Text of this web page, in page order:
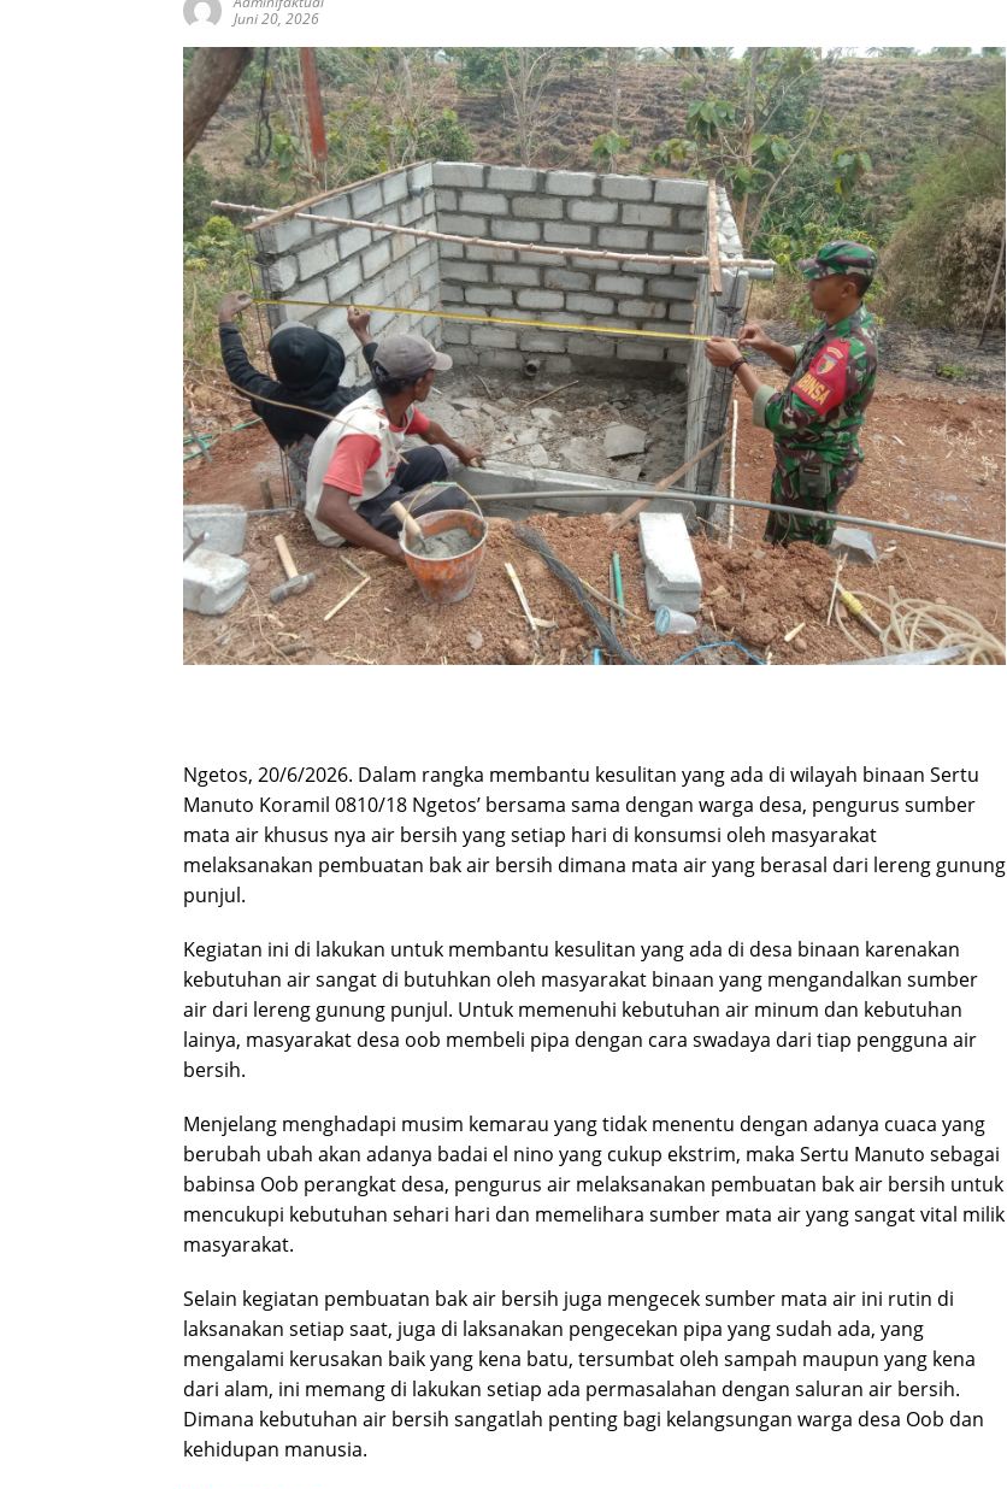
Juni 20, 2026
Ngetos, 20/6/2026. Dalam rangka membantu kesulitan yang ada di wilayah binaan Sertu
Manuto Koramil 0810/18 Ngetos’ bersama sama dengan warga desa, pengurus sumber
mata air khusus nya air bersih yang setiap hari di konsumsi oleh masyarakat
melaksanakan pembuatan bak air bersih dimana mata air yang berasal dari lereng gunung
punjul.
Kegiatan ini di lakukan untuk membantu kesulitan yang ada di desa binaan karenakan
kebutuhan air sangat di butuhkan oleh masyarakat binaan yang mengandalkan sumber
air dari lereng gunung punjul. Untuk memenuhi kebutuhan air minum dan kebutuhan
lainya, masyarakat desa oob membeli pipa dengan cara swadaya dari tiap pengguna air
bersih.
Menjelang menghadapi musim kemarau yang tidak menentu dengan adanya cuaca yang
berubah ubah akan adanya badai el nino yang cukup ekstrim, maka Sertu Manuto sebagai
babinsa Oob perangkat desa, pengurus air melaksanakan pembuatan bak air bersih untuk
mencukupi kebutuhan sehari hari dan memelihara sumber mata air yang sangat vital milik
masyarakat.
Selain kegiatan pembuatan bak air bersih juga mengecek sumber mata air ini rutin di
laksanakan setiap saat, juga di laksanakan pengecekan pipa yang sudah ada, yang
mengalami kerusakan baik yang kena batu, tersumbat oleh sampah maupun yang kena
dari alam, ini memang di lakukan setiap ada permasalahan dengan saluran air bersih.
Dimana kebutuhan air bersih sangatlah penting bagi kelangsungan warga desa Oob dan
kehidupan manusia.